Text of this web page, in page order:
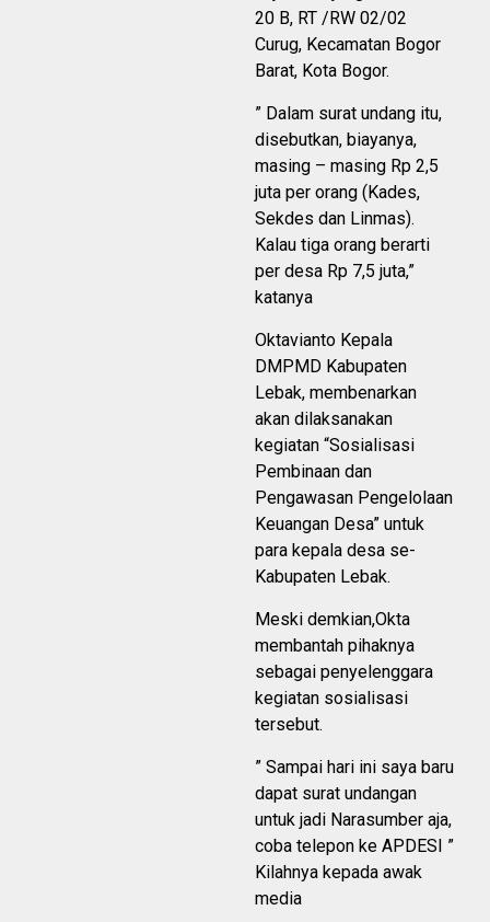
20 B, RT /RW 02/02
Curug, Kecamatan Bogor
Barat, Kota Bogor.
” Dalam surat undang itu,
disebutkan, biayanya,
masing – masing Rp 2,5
juta per orang (Kades,
Sekdes dan Linmas).
Kalau tiga orang berarti
per desa Rp 7,5 juta,”
katanya
Oktavianto Kepala
DMPMD Kabupaten
Lebak, membenarkan
akan dilaksanakan
kegiatan “Sosialisasi
Pembinaan dan
Pengawasan Pengelolaan
Keuangan Desa” untuk
para kepala desa se-
Kabupaten Lebak.
Meski demkian,Okta
membantah pihaknya
sebagai penyelenggara
kegiatan sosialisasi
tersebut.
” Sampai hari ini saya baru
dapat surat undangan
untuk jadi Narasumber aja,
coba telepon ke APDESI ”
Kilahnya kepada awak
media